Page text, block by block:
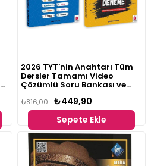
2026 TYT'nin Anahtarı Tüm
Dersler Tamamı Video
Çözümlü Soru Bankası ve
Paketi ₺449,90
₺816,00
Sepete Ekle